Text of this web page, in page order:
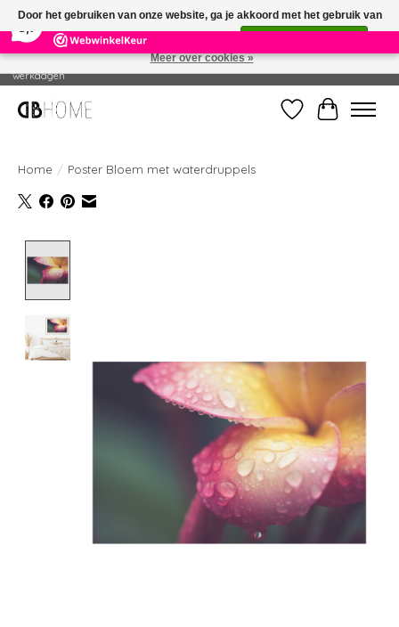
14 Reviews ×
Geproduceerd in eigen drukkerij - Gratis verzending vanaf € 49 - Levertijd: 2-5
werkdagen
Verlanglijst
Home / Poster Bloem met waterdruppels
Door het gebruiken van onze website, ga je akkoord met het gebruik van
cookies om onze website te verbeteren.
Meer over cookies »